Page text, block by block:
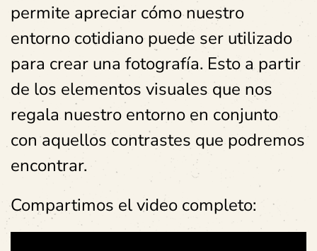
permite apreciar cómo nuestro
entorno cotidiano puede ser utilizado
para crear una fotografía. Esto a partir
de los elementos visuales que nos
regala nuestro entorno en conjunto
con aquellos contrastes que podremos
encontrar.
Compartimos el video completo: